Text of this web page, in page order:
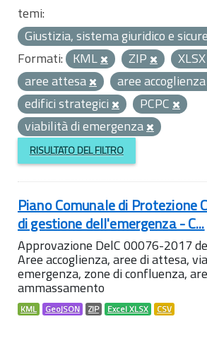
temi:
Giustizia, sistema giuridico e
Formati: KML ZIP XLSX
aree attesa
aree accoglienza
edifici strategici
PCPC
viabilità di emergenza
RISULTATO DEL FILTRO
Piano Comunale di Protezione
di gestione dell'emergenza - C...
Approvazione DelC 00076-2017
Aree accoglienza, aree di attesa,
emergenza, zone di confluenza,
ammassamento
KML GeoJSON ZIP Excel XLSX CSV